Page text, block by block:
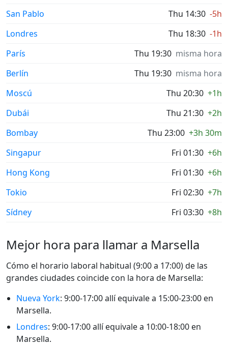
San Pablo
Thu 14:30 -5h
Londres
Thu 18:30 -1h
París
Thu 19:30 misma hora
Berlín
Thu 19:30 misma hora
Moscú
Thu 20:30 +1h
Dubái
Thu 21:30 +2h
Bombay
Thu 23:00 +3h 30m
Singapur
Fri 01:30 +6h
Hong Kong
Fri 01:30 +6h
Tokio
Fri 02:30 +7h
Sídney
Fri 03:30 +8h
Mejor hora para llamar a Marsella
Cómo el horario laboral habitual (9:00 a 17:00) de las
grandes ciudades coincide con la hora de Marsella:
Nueva York: 9:00-17:00 allí equivale a 15:00-23:00 en
Marsella.
Londres: 9:00-17:00 allí equivale a 10:00-18:00 en
Marsella.